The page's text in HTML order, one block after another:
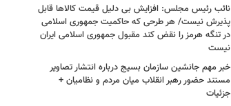
نائب رئیس مجلس: افزایش بی دلیل قیمت کالاها قابل
پذیرش نیست/ هر طرحی که حاکمیت جمهوری اسلامی
در تنگه هرمز را نقض کند مقبول جمهوری اسلامی ایران
نیست
خبر مهم جانشین سازمان بسیج درباره انتشار تصاویر
مستند حضور رهبر انقلاب میان مردم و نظامیان +
جزئیات